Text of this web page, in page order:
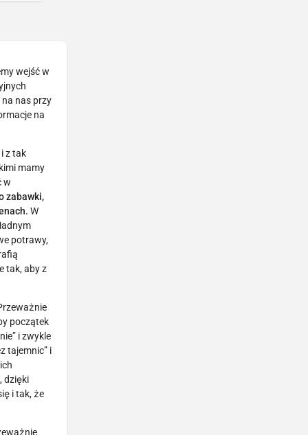
wejść w
nas przy
na
z tak
mamy
w
zabawki,
W
potrawy,
tak, aby z
początek
i zwykle
tajemnic” i
dzięki
i tak, że